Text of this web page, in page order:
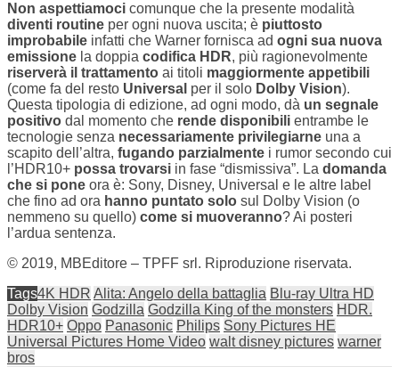
Non aspettiamoci comunque che la presente modalità
diventi routine per ogni nuova uscita; è piuttosto
improbabile infatti che Warner fornisca ad ogni sua nuova
emissione la doppia codifica HDR, più ragionevolmente
riserverà il trattamento ai titoli maggiormente appetibili
(come fa del resto Universal per il solo Dolby Vision).
Questa tipologia di edizione, ad ogni modo, dà un segnale
positivo dal momento che rende disponibili entrambe le
tecnologie senza necessariamente privilegiarne una a
scapito dell’altra, fugando parzialmente i rumor secondo cui
l’HDR10+ possa trovarsi in fase “dismissiva”. La domanda
che si pone ora è: Sony, Disney, Universal e le altre label
che fino ad ora hanno puntato solo sul Dolby Vision (o
nemmeno su quello) come si muoveranno? Ai posteri
l’ardua sentenza.
© 2019, MBEditore – TPFF srl. Riproduzione riservata.
Tags4K HDR Alita: Angelo della battaglia Blu-ray Ultra HD
Dolby Vision Godzilla Godzilla King of the monsters HDR.
HDR10+ Oppo Panasonic Philips Sony Pictures HE
Universal Pictures Home Video walt disney pictures warner
bros